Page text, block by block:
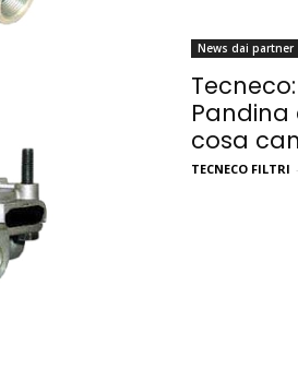
News dai partner
Pandina
cosa
TECNECO FILTRI -